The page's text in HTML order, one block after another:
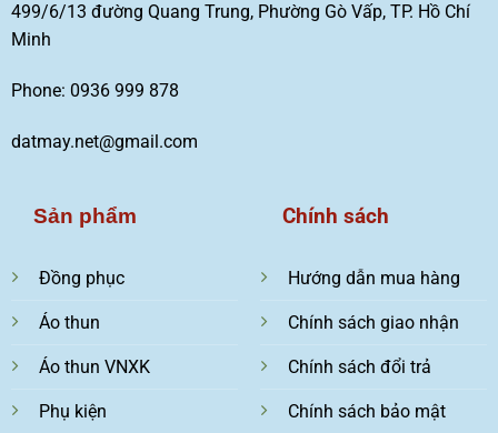
499/6/13 đường Quang Trung, Phường Gò Vấp, TP. Hồ Chí
Minh
Phone: 0936 999 878
datmay.net@gmail.com
Sản phẩm
Đồng phục
Áo thun
Áo thun VNXK
Phụ kiện
Chính sách
Hướng dẫn mua hàng
Chính sách giao nhận
Chính sách đổi trả
Chính sách bảo mật